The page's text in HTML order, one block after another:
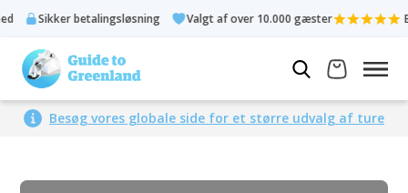
Valgt af over 10.000 gæster Bedømt 4,3 ud af 5
Besøg vores globale side for et større udvalg af ture